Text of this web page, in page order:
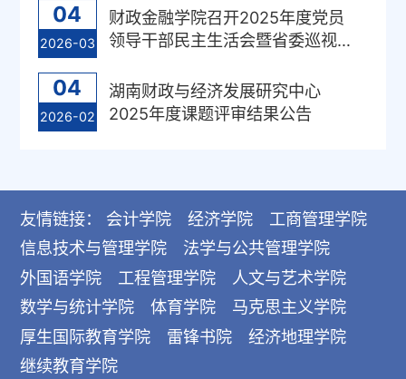
04
2026-03
财政金融学院召开2025年度党员
领导干部民主生活会暨省委巡视整
04
2026-02
湖南财政与经济发展研究中心
2025年度课题评审结果公告
友情链接： 会计学院 经济学院
工商管理学院
信息技术与管理学院
法学与公共管理学院
外国语学院
工程管理学院
人文与艺术学院
数学与统计学院
体育学院
马克思主义学院
厚生国际教育学院
雷锋书院
经济地理学院
继续教育学院